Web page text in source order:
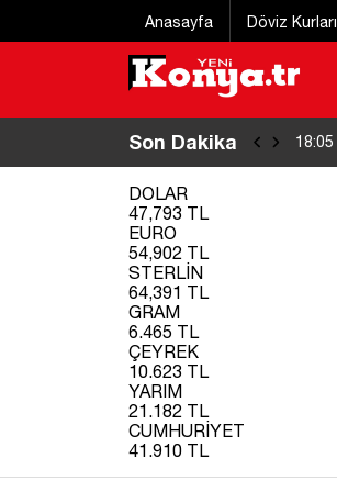
Anasayfa Döviz Kurları
Son Dakika 18:01
DOLAR
47,793 TL
EURO
54,902 TL
STERLİN
64,391 TL
GRAM
6.465 TL
ÇEYREK
10.623 TL
YARIM
21.182 TL
CUMHURİYET
41.910 TL